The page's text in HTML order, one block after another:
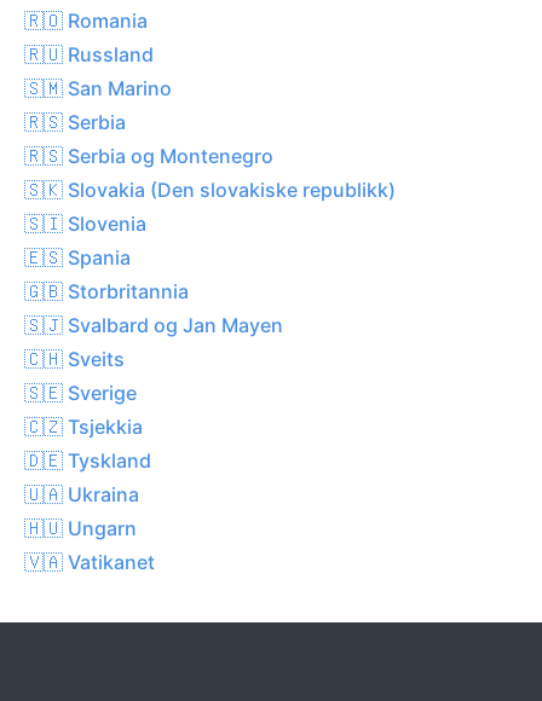
🇷🇴 Romania
🇷🇺 Russland
🇸🇲 San Marino
🇷🇸 Serbia
🇷🇸 Serbia og Montenegro
🇸🇰 Slovakia (Den slovakiske republikk)
🇸🇮 Slovenia
🇪🇸 Spania
🇬🇧 Storbritannia
🇸🇯 Svalbard og Jan Mayen
🇨🇭 Sveits
🇸🇪 Sverige
🇨🇿 Tsjekkia
🇩🇪 Tyskland
🇺🇦 Ukraina
🇭🇺 Ungarn
🇻🇦 Vatikanet